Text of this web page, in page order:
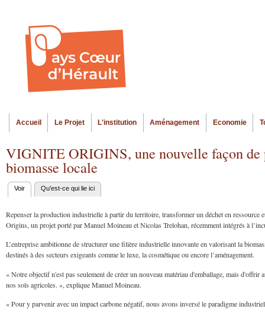
Menu principal
Accueil Le Projet L'institution Aménagement Economie
VIGNITE ORIGINS, une nouvelle façon
biomasse locale
Onglets
principaux
Voir (onglet actif)
Qu'est-ce qui lie ici
Repenser la production industrielle à partir du territoire, transformer un déchet en
Origins, un projet porté par Manuel Moineau et Nicolas Trelohan, récemment intégrés à
L’entreprise ambitionne de structurer une filière industrielle innovante en valorisant la
destinés à des secteurs exigeants comme le luxe, la cosmétique ou encore l’aménagement.
« Notre objectif n'est pas seulement de créer un nouveau matériau d'emballage, mais
nos sols agricoles. », explique Manuel Moineau.
« Pour y parvenir avec un impact carbone négatif, nous avons inversé le paradigme